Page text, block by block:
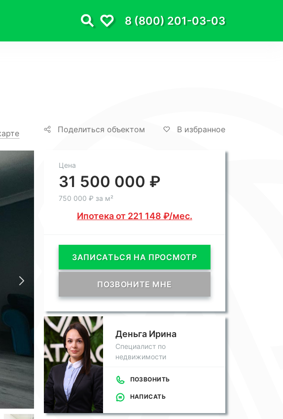
8 (800) 201-03-03
Поделиться объектом В избранное
Цена
31 500 000 ₽
750 000 ₽ за м²
Ипотека от 221 148 ₽/мес.
ЗАПИСАТЬСЯ НА ПРОСМОТР
ПОЗВОНИТЕ МНЕ
Деньга Ирина
Специалист по
недвижимости
ПОЗВОНИТЬ
НАПИСАТЬ